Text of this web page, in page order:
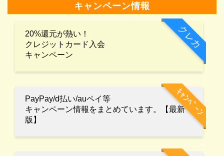
キャンペーン情報
クレカ
20%還元が熱い！
クレジットカード入会
キャンペーン
ｷｬﾝﾍﾟｰﾝ
PayPay/d払い/auペイ等
キャンペーン情報をまとめています。【最新
版】